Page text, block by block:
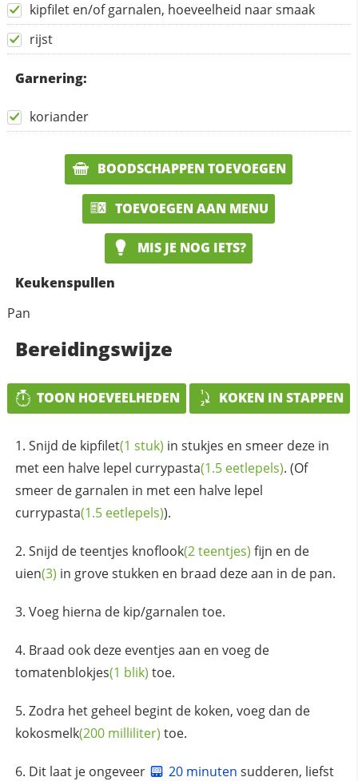
kipfilet en/of garnalen, hoeveelheid naar smaak
rijst
Garnering:
koriander
BOODSCHAPPEN TOEVOEGEN
TOEVOEGEN AAN MENU
MIS JE NOG IETS?
Keukenspullen
Pan
Bereidingswijze
TOON HOEVEELHEDEN KOKEN IN STAPPEN
Snijd de kipfilet(1 stuk) in stukjes en smeer deze in
met een halve lepel currypasta(1.5 eetlepels). (Of
smeer de garnalen in met een halve lepel
currypasta(1.5 eetlepels)).
Snijd deteentjes knoflook(2 teentjes) fijn en de
uien(3) in grove stukken en braad deze aan in de pan.
Voeg hierna de kip/garnalen toe.
Braad ook deze eventjes aan en voeg de
tomatenblokjes(1 blik) toe.
Zodra het geheel begint de koken, voeg dan de
kokosmelk(200 milliliter) toe.
Dit laat je ongeveer 20 minuten sudderen, liefst